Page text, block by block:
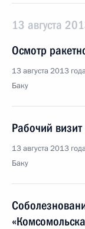
13 августа
Осмотр
13 августа 2013
Баку
Рабочий
13 августа 2013
Баку